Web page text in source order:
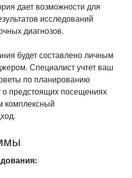
дает возможности для
исследований
диагнозов.
будет составлено личным
Специалист учтет ваш
по планированию
о предстоящих посещениях
комплексный